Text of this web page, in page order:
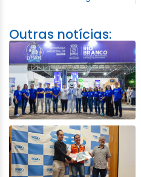
Outras notícias: